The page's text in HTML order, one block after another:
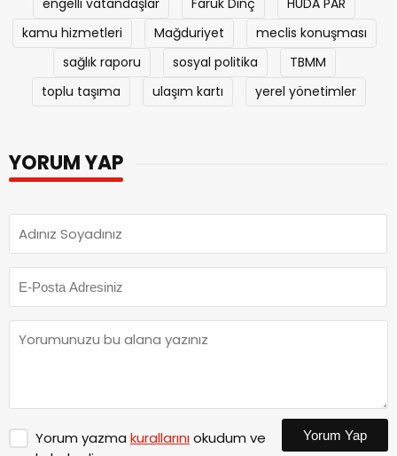
engelli vatandaşlar
Faruk Dinç
HÜDA PAR
kamu hizmetleri
Mağduriyet
meclis konuşması
sağlık raporu
sosyal politika
TBMM
toplu taşıma
ulaşım kartı yerel yönetimler
YORUM YAP
Yorum yazma kurallarınıokudum ve
Yorum Yap